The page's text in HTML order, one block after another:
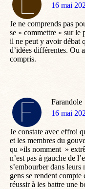
dit
16 mai
Je ne comprends pas
se « commettre » sur le
il ne peut y avoir débat
d’idées différentes. Ou
compris.
Farandole
dit
16 mai
Je constate avec effroi
et les membres du
qu »ils nomment »
n’est pas à gauche de
s’embourber dans leurs
gens se rendent
réussir à les battre une